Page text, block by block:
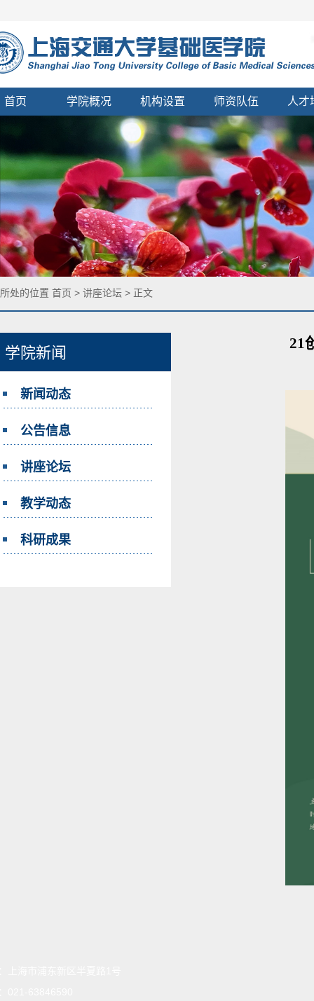
首页 学院概况 机构设置 师资队伍 人才
学院新闻
新闻动态
公告信息
讲座论坛
教学动态
科研成果
21
处的位置 首页 > 讲座论坛 > 正文